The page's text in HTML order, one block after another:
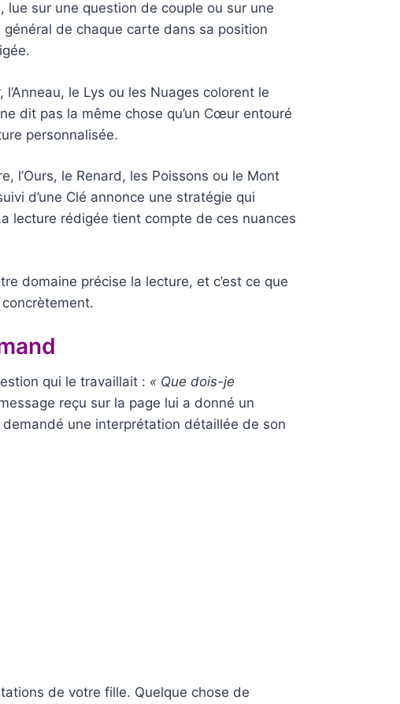
sur une question de couple ou sur une
de chaque carte dans sa position
le Lys ou les Nuages colorent le
dit pas la même chose qu’un Cœur entouré
personnalisée.
l’Ours, le Renard, les Poissons ou le Mont
d’une Clé annonce une stratégie qui
lecture rédigée tient compte de ces nuances
domaine précise la lecture, et c’est ce que
qui le travaillait : « Que dois-je
reçu sur la page lui a donné un
une interprétation détaillée de son
de votre fille. Quelque chose de